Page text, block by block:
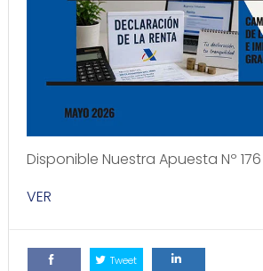
Disponible Nuestra Apuesta Nº 176
VER
Tweet